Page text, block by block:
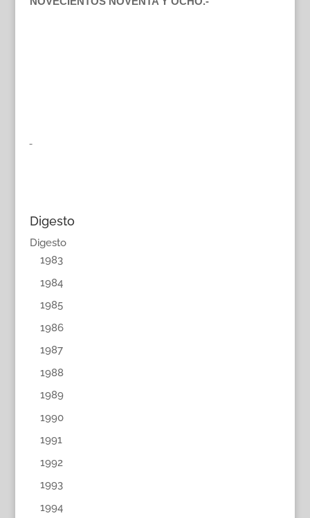
Digesto
Digesto
1983
1984
1985
1986
1987
1988
1989
1990
1991
1992
1993
1994